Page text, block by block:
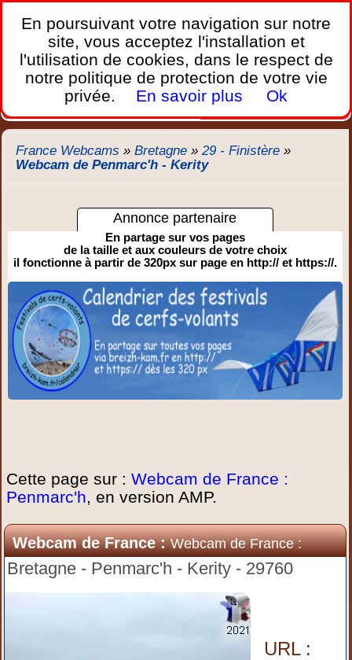
France Webcams,
Les webcams sur mobiles, portables et PC.
Home Bretagne Corse Plages Ports Montagnes
Trafic Chercher New
France Webcams »Bretagne »29 - Finistère »
Webcam de Penmarc'h - Kerity
Annonce partenaire
En partage sur vos pages
de la taille et aux couleurs de votre choix
il fonctionne à partir de 320px sur page en http:// et https://.
Cette page sur :Webcam de France :
Penmarc'h, en version AMP.
Webcam de France :Webcam de France :
Penmarc'h
Bretagne - Penmarc'h - Kerity - 29760
URL :
En poursuivant votre navigation sur notre
site, vous acceptez l'installation et
l'utilisation de cookies, dans le respect de
notre politique de protection de votre vie
privée.
En savoir plus Ok